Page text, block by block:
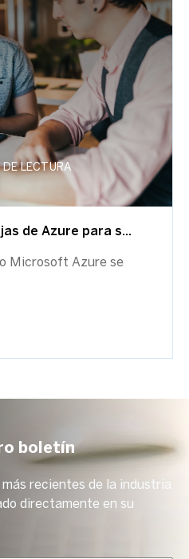
LECTURA
de Azure para s...
Microsoft Azure se
boletín
más recientes de la industria
directamente en su